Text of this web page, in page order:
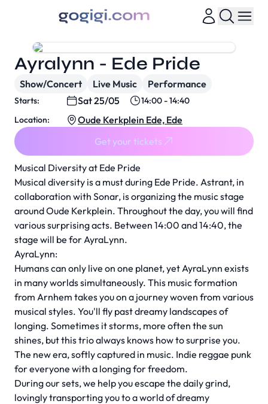
Musical Diversity at Ede Pride
Musical diversity is a must during Ede Pride. Astrant, in
collaboration with Sonar, is organizing the music stage
around Oude Kerkplein. Throughout the day, you will find
various surprising acts. Between 14:00 and 14:40, the
stage will be for AyraLynn.
AyraLynn:
Humans can only live on one planet, yet AyraLynn exists
in many worlds simultaneously. This music formation
from Arnhem takes you on a journey woven from various
musical styles. You'll fly past dreamy landscapes of
longing. Sometimes it storms, more often the sun
shines, but this trio always knows how to surprise you.
The new era, softly captured in music. Indie reggae punk
for everyone with a longing for freedom.
During our sets, we help you escape the daily grind,
lovingly transporting you to a world of dreamy
Ayralynn - Ede Pride
Show/Concert Live Music Performance
Starts: Sat 25/05
14:00 - 14:40
Location:
Oude Kerkplein Ede, Ede
Get your tickets